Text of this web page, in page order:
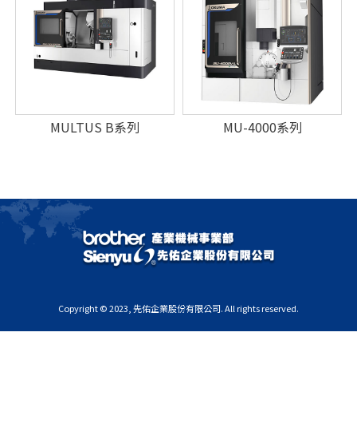
MULTUS B系列 MU-4000系列
Copyright © 2023, 先佑企業股份有限公司. All rights reserved.